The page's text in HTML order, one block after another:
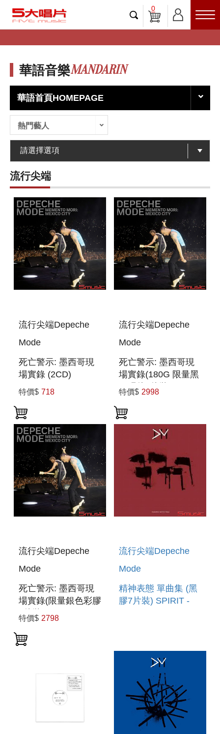
0
華語音樂MANDARIN
華語首頁HOMEPAGE
熱門藝人
流行尖端
流行尖端Depeche
Mode
死亡警示: 墨西哥現
場實錄 (2CD)
MEMENTO MORI:
MEXICO CITY
(2CD)
特價$ 718
流行尖端Depeche
Mode
死亡警示: 墨西哥現
場實錄(180G 限量黑
膠唱片4片裝)
MEMENTO MORI:
MEXICO CITY
(LIMITED 180GM
特價$ 2998
流行尖端Depeche
Mode
死亡警示: 墨西哥現
場實錄(限量銀色彩膠
4片裝) MEMENTO
CITY (INDIES
特價$ 2798
流行尖端Depeche
Mode
精神表態 單曲集 (黑
膠7片裝) SPIRIT -